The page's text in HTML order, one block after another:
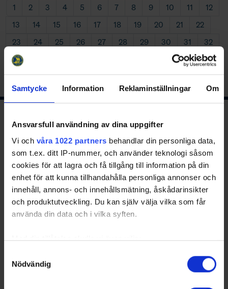
Samtycke Information Reklaminställningar Om
Ansvarsfull användning av dina uppgifter
Vi och våra 1022 partners behandlar din personliga data,
som t.ex. ditt IP-nummer, och använder teknologi såsom
cookies för att lagra och få tillgång till information på din
enhet för att kunna tillhandahålla personliga annonser och
innehåll, annons- och innehållsmätning, åskådarinsikter
och produktutveckling. Du kan själv välja vilka som får
använda din data och i vilka syften.
Med din tillåtelse skulle vi även vilja:
som kan ha en noggrannhet på upp till flera meter
Nödvändig
1 2 3 4 5 6 7 8 9 10 11
12
13
14 15 16 17 18 19 20 21
22
23
24 25 26 27 28 29 30 31
32
33